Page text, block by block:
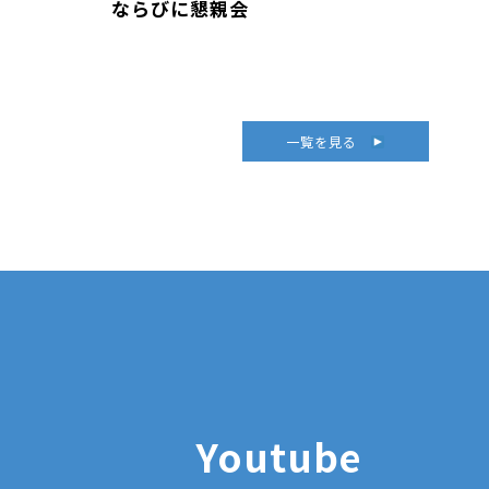
ならびに懇親会
一覧を見る
Youtube